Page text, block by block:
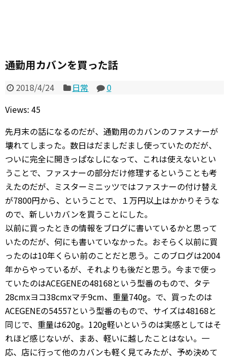
通勤用カバンを買った話
2018/4/24 日常
0
Views: 45
先月末の話になるのだが、通勤用のカバンのファスナーが
壊れてしまった。数日はだましだまし使っていたのだが、
ついに完全に開きっぱなしになって、これは使えないとい
うことで、ファスナーの部分だけ修理するということも考
えたのだが、ミスターミニッツではファスナーの付け替え
が7800円から、ということで、１万円以上はかかりそうな
ので、新しいカバンを買うことにした。
以前に買ったときの情報をブログに書いているかと思って
いたのだが、何にも書いていなかった。おそらく以前に買
ったのは10年くらい前のことだと思う。このブログは2004
年からやっているが、それよりも後だと思う。今まで使っ
ていたのはACEGENEの48168という型番のもので、タテ
28cmxヨコ38cmxマチ9cm、重量740g。で、買ったのは
ACEGENEの54557という型番のもので、サイズは48168と
同じで、重量は620g。120g軽いというのは実感としてはそ
れほど感じないが、まあ、軽いに越したことはない。一
応、店に行って他のカバンも軽く見てみたが、予め決めて